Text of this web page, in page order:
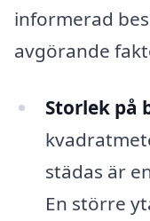
informerad
avgörande
Storlek på
städas är
En större